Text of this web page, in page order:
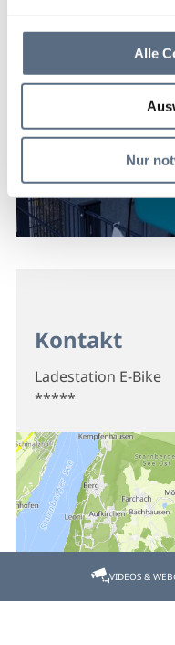
Alle
Nur
Kontakt
Ladestation E-Bike
*****
VIDEOS &